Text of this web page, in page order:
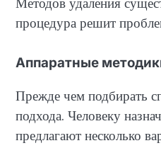
процедура решит
Аппаратные
Прежде чем подбирать
подхода. Человеку
предлагают несколько